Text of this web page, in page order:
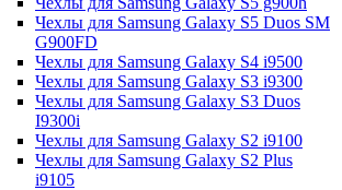
Чехлы для Samsung Galaxy S5 Duos SM
G900FD
Чехлы для Samsung Galaxy S4 i9500
Чехлы для Samsung Galaxy S3 i9300
Чехлы для Samsung Galaxy S3 Duos
I9300i
Чехлы для Samsung Galaxy S2 i9100
Чехлы для Samsung Galaxy S2 Plus
i9105